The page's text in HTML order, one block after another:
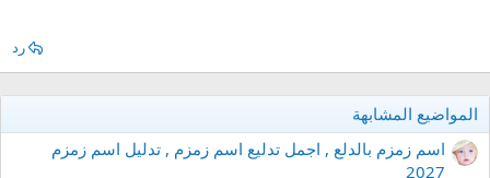
رد
المواضيع المشابهة
اسم زمزم بالدلع , اجمل تدليع اسم زمزم , تدليل اسم زمزم
2027